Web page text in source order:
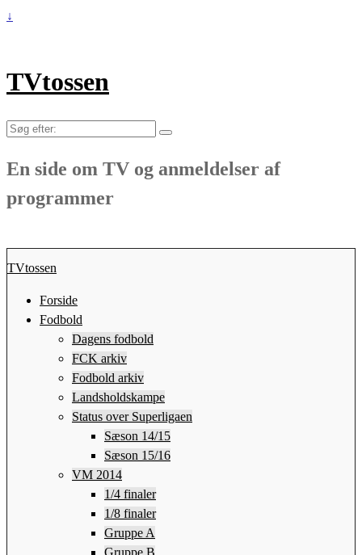
↓
TVtossen
Søg
En side om TV og anmeldelser af
programmer
TVtossen
Forside
Fodbold
Dagens fodbold
FCK arkiv
Fodbold arkiv
Landsholdskampe
Status over Superligaen
Sæson 14/15
Sæson 15/16
VM 2014
1/4 finaler
1/8 finaler
Gruppe A
Gruppe B